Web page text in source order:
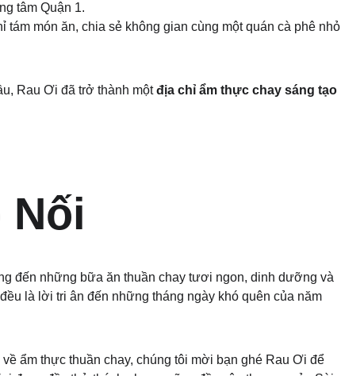
tâm Quận 1.
món ăn, chia sẻ không gian cùng một quán cà phê nhỏ
Rau Ơi đã trở thành một địa chỉ ẩm thực chay sáng tạo
Nối
đến những bữa ăn thuần chay tươi ngon, dinh dưỡng và
là lời tri ân đến những tháng ngày khó quên của năm
ẩm thực thuần chay, chúng tôi mời bạn ghé Rau Ơi để